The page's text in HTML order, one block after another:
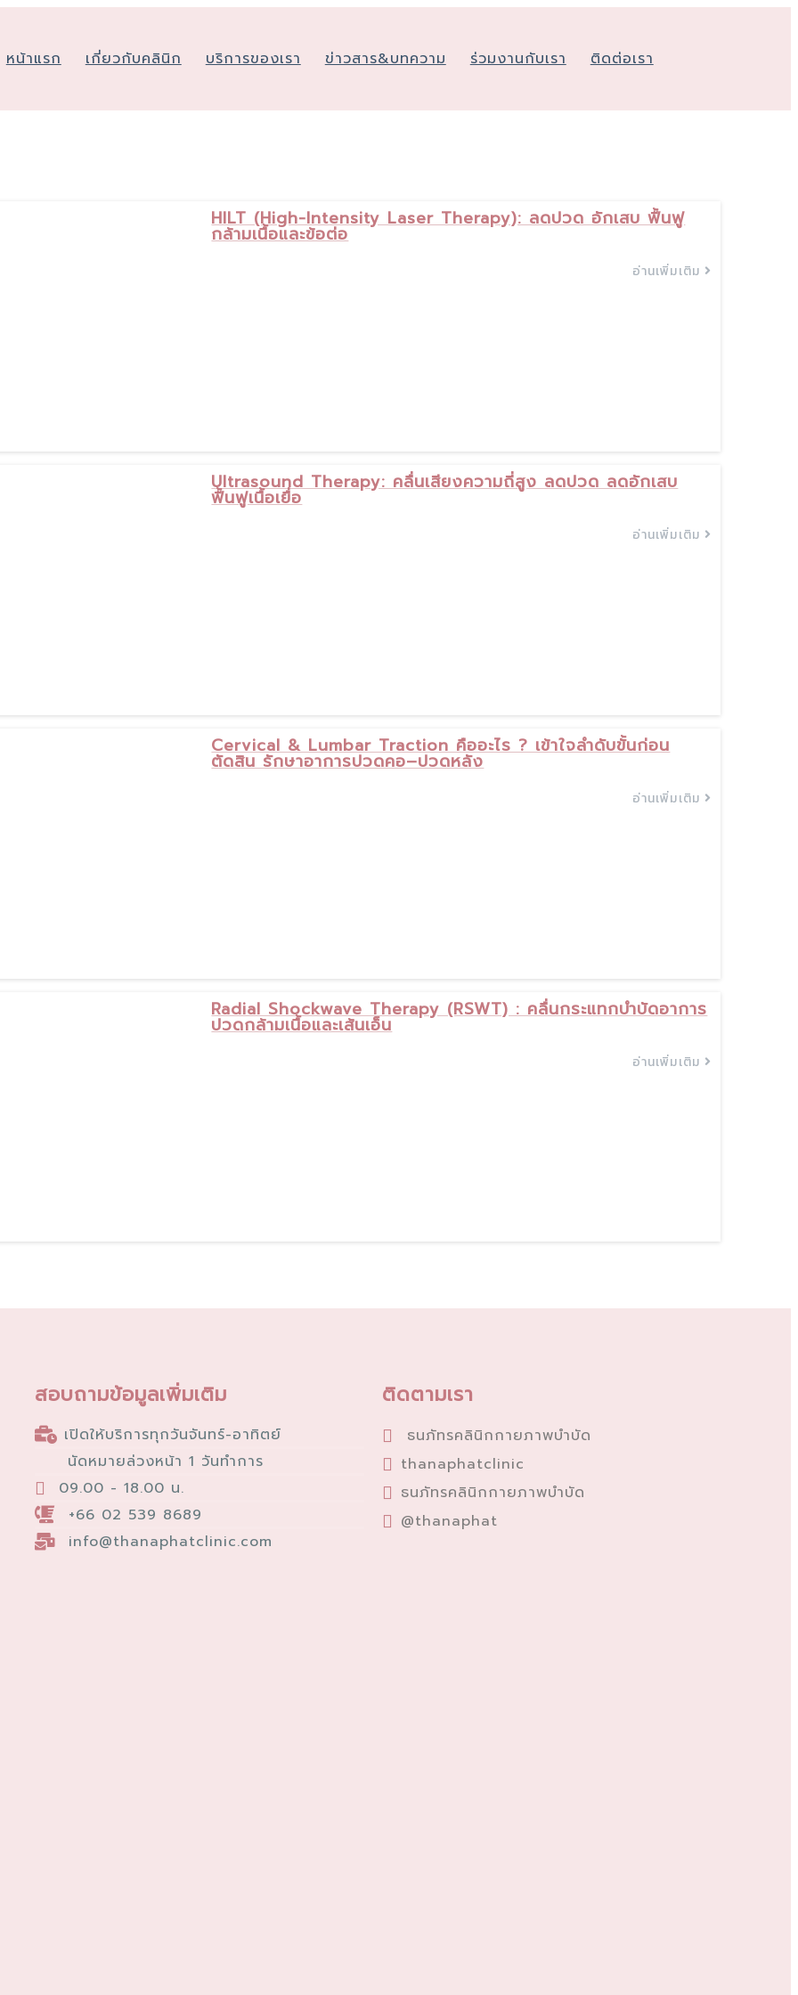
หน้าแรก เกี่ยวกับคลินิก บริการของเรา ข่าวสาร&บทความ ร่วมงานกับเรา ติดต่อเรา
HILT (High-Intensity Laser Therapy): ลดปวด อักเสบ ฟื้นฟู
กล้ามเนื้อและข้อต่อ
อ่านเพิ่มเติม
Ultrasound Therapy: คลื่นเสียงความถี่สูง ลดปวด ลดอักเสบ
ฟื้นฟูเนื้อเยื่อ
อ่านเพิ่มเติม
Cervical & Lumbar Traction คืออะไร ? เข้าใจลำดับขั้นก่อน
ตัดสิน รักษาอาการปวดคอ–ปวดหลัง
อ่านเพิ่มเติม
Radial Shockwave Therapy (RSWT) : คลื่นกระแทกบำบัดอาการ
ปวดกล้ามเนื้อและเส้นเอ็น
อ่านเพิ่มเติม
สอบถามข้อมูลเพิ่มเติม
เปิดให้บริการทุกวันจันทร์-อาทิตย์
นัดหมายล่วงหน้า 1 วันทำการ
09.00 - 18.00 น.
+66 02 539 8689
info@thanaphatclinic.com
ติดตามเรา
ธนภัทรคลินิกกายภาพบำบัด
thanaphatclinic
ธนภัทรคลินิกกายภาพบำบัด
@thanaphat